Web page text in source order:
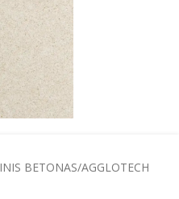
BETONAS AGGLOTECH